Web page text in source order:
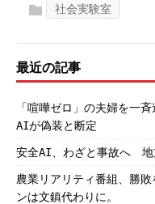
社会実験室
最近の記事
「喧嘩ゼロ」の夫婦を一
AIが偽装と断定
安全AI、わざと事故へ 地
農業リアリティ番組、勝
ンは文鎮代わりに。